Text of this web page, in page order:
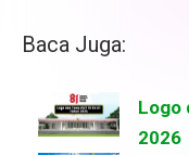
Baca Juga:
Logo
2026